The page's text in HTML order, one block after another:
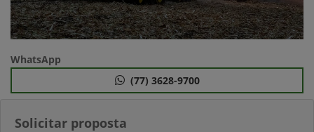
Solicitar proposta
WhatsApp
(77) 3628-9700